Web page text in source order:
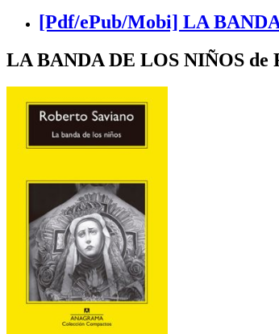
[Pdf/ePub/Mobi] LA
LA BANDA DE LOS NIÑOS de